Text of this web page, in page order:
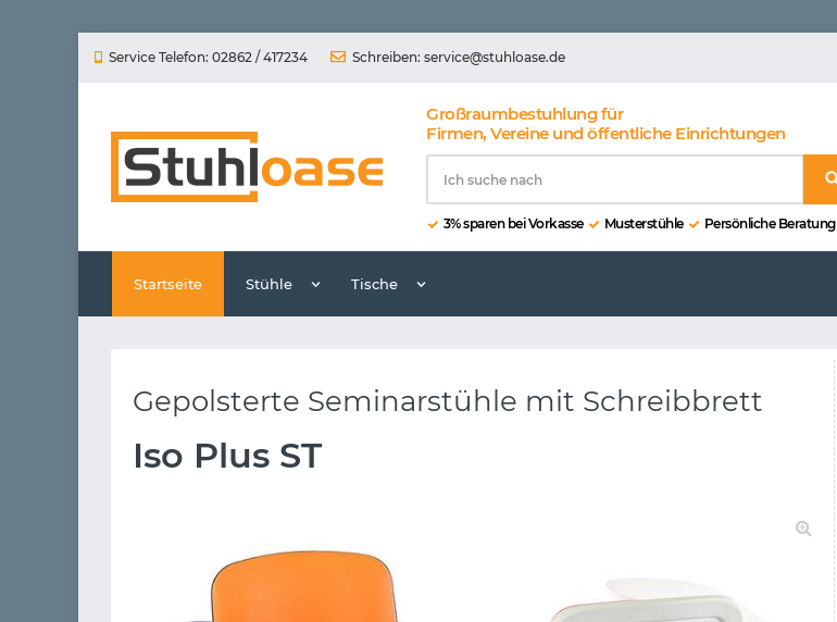
Service Telefon: 02862 / 417234 Schreiben: service@stuhloase.de
Großraumbestuhlung für
Firmen, Vereine und öffentliche Einrichtungen
3% sparen bei Vorkasse Musterstühle Persönliche Beratung
Startseite Stühle Tische
Gepolsterte Seminarstühle mit Schreibbrett
Iso Plus ST